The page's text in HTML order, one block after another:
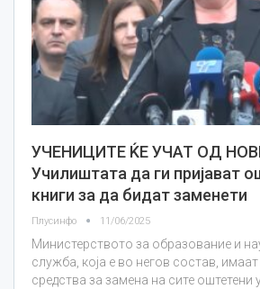
УЧЕНИЦИТЕ ЌЕ УЧАТ ОД
Училиштата да ги пријават
книги за да бидат заменети
Плусинфо 11/06/2025
Министерството за образование и
служба, која е во негов состав,
средства за замена на сите оштетени